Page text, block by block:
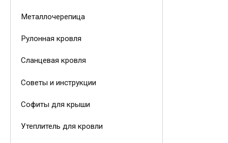
Металлочерепица
Рулонная кровля
Сланцевая кровля
Советы и инструкции
Софиты для крыши
Утеплитель для кровли